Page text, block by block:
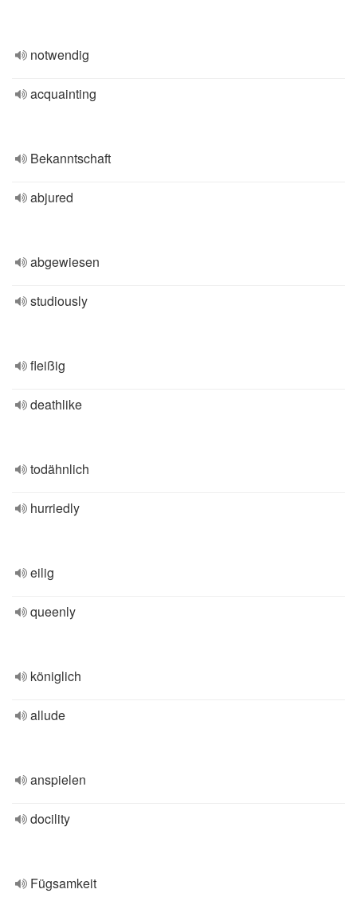
notwendig
acquainting
Bekanntschaft
abjured
abgewiesen
studiously
fleißig
deathlike
todähnlich
hurriedly
eilig
queenly
königlich
allude
anspielen
docility
Fügsamkeit